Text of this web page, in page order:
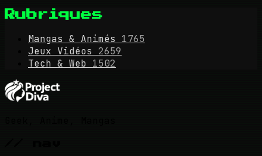
Rubriques
Mangas & Animés
1765
Jeux Vidéos
2659
Tech & Web 1502